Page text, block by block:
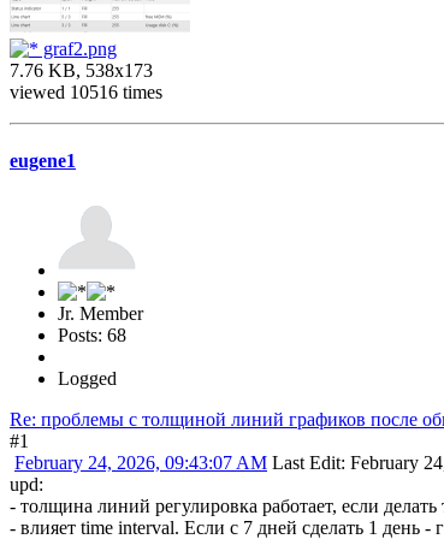
graf2.png
7.76 KB, 538x173
viewed 10516 times
eugene1
Jr. Member
Posts: 68
Logged
Re: проблемы с толщиной линий графиков после
#1
February 24, 2026, 09:43:07 AM Last Edit: February
upd:
- толщина линий регулировка работает, если
- влияет time interval. Если с 7 дней сделать 1 день